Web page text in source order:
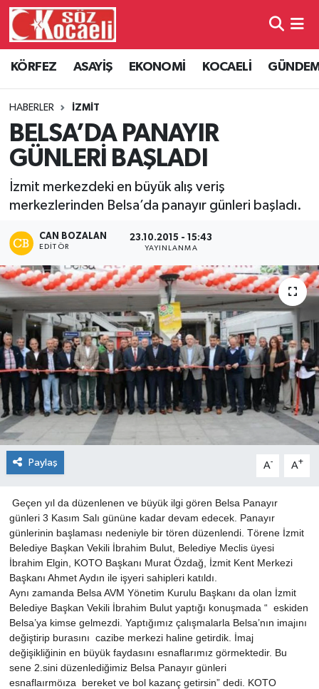
KÖRFEZ ASAYİŞ EKONOMİ KOCAELİ
HABERLER İZMİT
BELSA’DA PANAYIR
GÜNLERİ BAŞLADI
İzmit merkezdeki en büyük alış veriş
merkezlerinden Belsa’da panayır günleri başladı.
CAN BOZALAN
EDITÖR
23.10.2015 - 15:43
YAYINLANMA
Paylaş A- A+
Geçen yıl da düzenlenen ve büyük ilgi gören Belsa Panayır
günleri 3 Kasım Salı gününe kadar devam edecek. Panayır
günlerinin başlaması nedeniyle bir tören düzenlendi. Törene İzmit
Belediye Başkan Vekili İbrahim Bulut, Belediye Meclis üyesi
İbrahim Elgin, KOTO Başkanı Murat Özdağ, İzmit Kent Merkezi
Başkanı Ahmet Aydın ile işyeri sahipleri katıldı.
Aynı zamanda Belsa AVM Yönetim Kurulu Başkanı da olan İzmit
Belediye Başkan Vekili İbrahim Bulut yaptığı konuşmada “ eskiden
Belsa’ya kimse gelmezdi. Yaptığımız çalışmalarla Belsa’nın imajını
değiştirip burasını cazibe merkezi haline getirdik. İmaj
değişikliğinin en büyük faydasını esnaflarımız görmektedir. Bu
sene 2.sini düzenlediğimiz Belsa Panayır günleri
esnaflaırmöıza bereket ve bol kazanç getirsin” dedi. KOTO
Kocaeli Hava Durumu
Kocaeli Namaz Vakitleri
Kocaeli Trafik Yoğunluk Haritası
Süper Lig Puan Durumu ve Fikstür
Tüm Manşetler
Son Dakika Haberleri
Haber Arşivi